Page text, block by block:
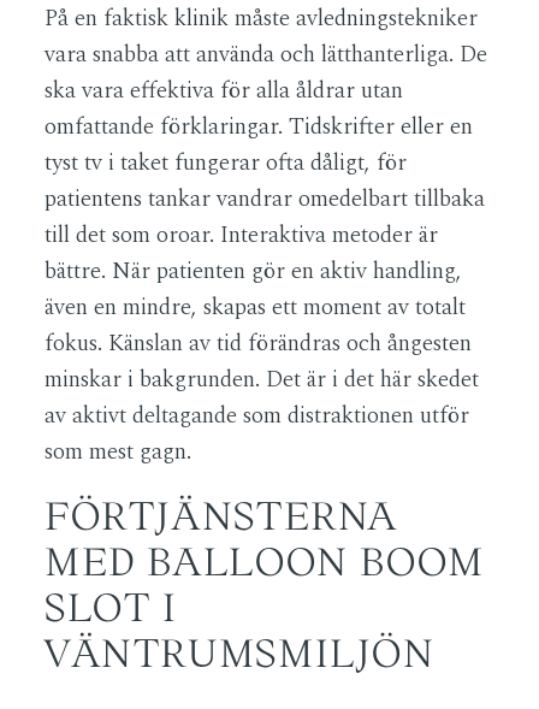
På en faktisk klinik måste avledningstekniker
vara snabba att använda och lätthanterliga. De
ska vara effektiva för alla åldrar utan
omfattande förklaringar. Tidskrifter eller en
tyst tv i taket fungerar ofta dåligt, för
patientens tankar vandrar omedelbart tillbaka
till det som oroar. Interaktiva metoder är
bättre. När patienten gör en aktiv handling,
även en mindre, skapas ett moment av totalt
fokus. Känslan av tid förändras och ångesten
minskar i bakgrunden. Det är i det här skedet
av aktivt deltagande som distraktionen utför
som mest gagn.
FÖRTJÄNSTERNA
MED BALLOON BOOM
SLOT I
VÄNTRUMSMILJÖN